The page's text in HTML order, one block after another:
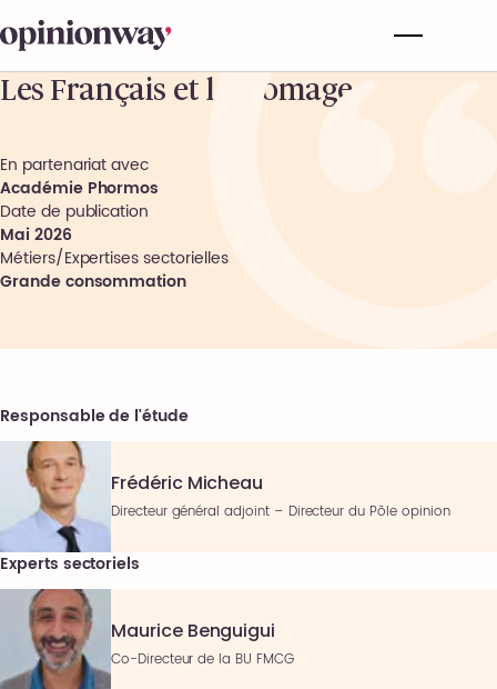
Les Français et le fromage
En partenariat avec
Académie Phormos
Date de publication
Mai 2026
Métiers/Expertises sectorielles
Grande consommation
Responsable de l'étude
Frédéric Micheau
Directeur général adjoint – Directeur du Pôle opinion
Experts sectoriels
Maurice Benguigui
Co-Directeur de la BU FMCG